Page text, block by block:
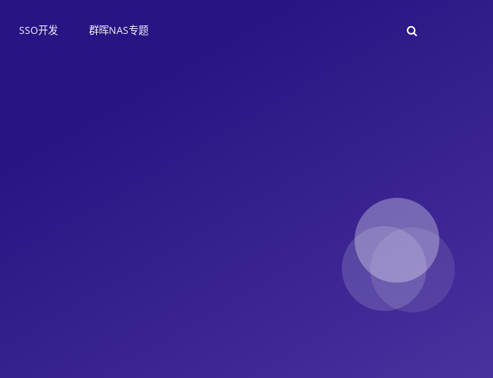
SSO开发 群晖NAS专题